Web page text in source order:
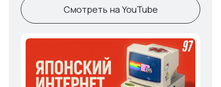
Смотреть на YouTube